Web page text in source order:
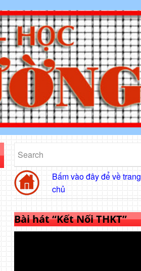
Bấm vào đây để về trang
chủ
Bài hát “Kết Nối THKT”